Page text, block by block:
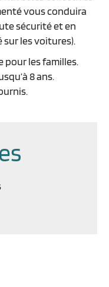
vous conduira
sécurité et en
les voitures).
pour les familles.
8 ans.